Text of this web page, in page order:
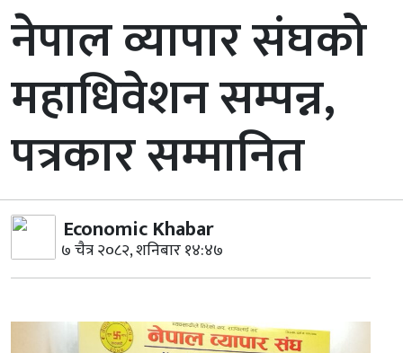
नेपाल व्यापार संघको
महाधिवेशन सम्पन्न,
पत्रकार सम्मानित
Economic Khabar
७ चैत्र २०८२, शनिबार १४:४७